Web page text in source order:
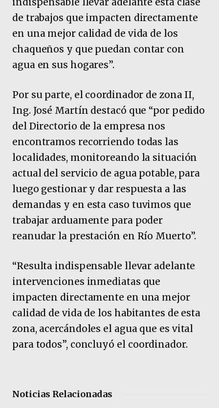
de trabajos que impacten directamente
en una mejor calidad de vida de los
chaqueños y que puedan contar con
agua en sus hogares”.
Por su parte, el coordinador de zona II,
Ing. José Martín destacó que “por pedido
del Directorio de la empresa nos
encontramos recorriendo todas las
localidades, monitoreando la situación
actual del servicio de agua potable, para
luego gestionar y dar respuesta a las
demandas y en esta caso tuvimos que
trabajar arduamente para poder
reanudar la prestación en Río Muerto”.
“Resulta indispensable llevar adelante
intervenciones inmediatas que
impacten directamente en una mejor
calidad de vida de los habitantes de esta
zona, acercándoles el agua que es vital
para todos”, concluyó el coordinador.
Noticias Relacionadas